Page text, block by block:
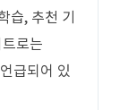
습, 추천 기
로는
급되어 있